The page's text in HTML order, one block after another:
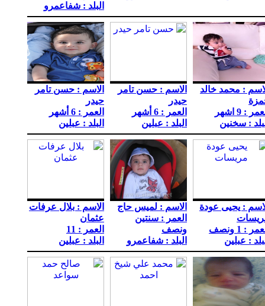
البلد : شفاعمرو
: محمد خالد
: 9 اشهر
: سخنين
الاسم : حسن تامر
حيدر
العمر : 6 أشهر
البلد : عبلين
الاسم : حسن تامر
حيدر
العمر : 6 أشهر
البلد : عبلين
: يحيى عودة
: 1 ونصف
: عبلين
الاسم : لميس حاج
العمر : سنتين
ونصف
البلد : شفاعمرو
الاسم : بلال عرفات
عثمان
العمر : 11
البلد : عبلين